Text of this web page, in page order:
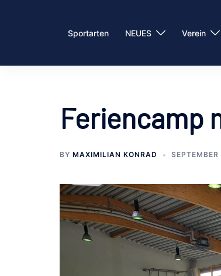
Sportarten NEUES Verein
Feriencamp
BY MAXIMILIAN KONRAD